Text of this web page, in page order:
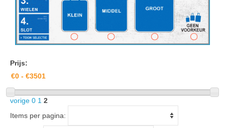
Prijs:
vorige 0 1 2
Items per pagina: